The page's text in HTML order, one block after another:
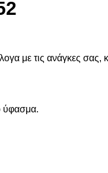
με τις ανάγκες σας,
ύφασμα.